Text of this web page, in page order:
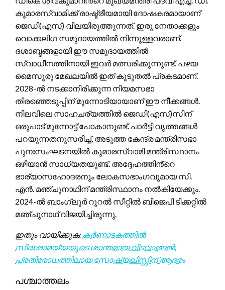
കുമാരസ്വാമിക്ക് രാഷ്ട്രീയമായി ദോഷകരമായാണ്
ജെഡി(എസ്) വിലയിരുത്തുന്നത്. ഇരു നേതാക്കളും
വൊക്കലിഗ സമുദായത്തിൽ നിന്നുള്ളവരാണ്.
ദശാബ്ദങ്ങളായി ഈ സമുദായത്തിൽ
സ്വാധീനത്തിനായി ഇവർ മത്സരിക്കുന്നുണ്ട്. പഴയ
മൈസൂരു മേഖലയിൽ ഇത് കൂടുതൽ പ്രകടമാണ്.
2028-ൽ നടക്കാനിരിക്കുന്ന നിയമസഭാ
തിരഞ്ഞെടുപ്പിന് മുന്നോടിയായാണ് ഈ നീക്കങ്ങൾ.
നിലവിലെ സാഹചര്യത്തിൽ ജെഡി(എസ്)സിന്
ഒരുപാട് മുന്നോട്ട് പോകാനുണ്ട്. പാർട്ടി വൃത്തങ്ങൾ
പറയുന്നതനുസരിച്ച്, അടുത്ത കേന്ദ്ര മന്ത്രിസഭാ
പുനഃസംഘടനയിൽ കുമാരസ്വാമി മന്ത്രിസ്ഥാനം
ഒഴിയാൻ സാധ്യതയുണ്ട്. അദ്ദേഹത്തിൻ്റെ
ഭാര്യാസഹോദരനും ലോകസഭാംഗവുമായ സി.
എൻ. മഞ്ചുനാഥിന് മന്ത്രിസ്ഥാനം നൽകിയേക്കും.
2024-ൽ ബാംഗ്ലൂർ റൂറൽ സീറ്റിൽ ബിജെപി ടിക്കറ്റിൽ
മഞ്ചുനാഥ് വിജയിച്ചിരുന്നു.
ഇതും വായിക്കുക: കർണാടകത്തിൽ
സിദ്ധരാമയ്യയുടെ ശാന്തമായ വിടവാങ്ങൽ:
പ്രതിരോധത്തിലായ സോഷ്യലിസ്റ്റിന് ആദരം
പശ്ചാത്തലം